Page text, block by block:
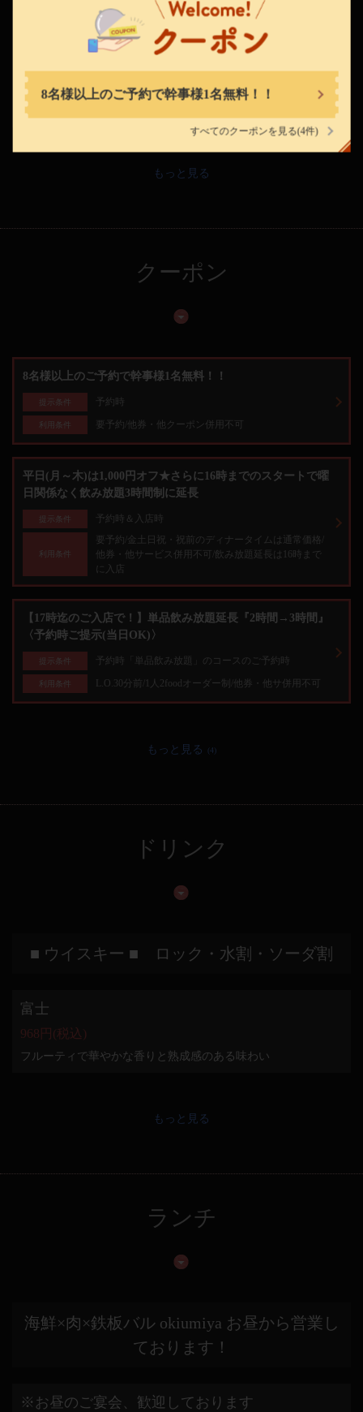
8名様以上のご予約で幹事様1名無料！！
すべてのクーポンを見る(4件)
飲めるタコス（選べる3種のソース付）
ワカモレ、トマトサルサ、ハニーハラペーニョクリーム、焦が
しコーンチーズクリーム、燻製クリームチーズの中から3種類
お選びください。
もっと見る
クーポン
8名様以上のご予約で幹事様1名無料！！
提示条件 予約時
利用条件 要予約/他券・他クーポン併用不可
平日(月～木)は1,000円オフ★さらに16時までのスタートで曜
日関係なく飲み放題3時間制に延長
提示条件 予約時＆入店時
利用条件
要予約/金土日祝・祝前のディナータイムは通常価格/
他券・他サービス併用不可/飲み放題延長は16時まで
に入店
【17時迄のご入店で！】単品飲み放題延長『2時間→3時間』
〈予約時ご提示(当日OK)〉
提示条件 予約時「単品飲み放題」のコースのご予約時
利用条件 L.O.30分前/1人2foodオーダー制/他券・他サ併用不可
もっと見る (4)
ドリンク
■ ウイスキー ■ ロック・水割・ソーダ割
富士
968円 (税込)
フルーティで華やかな香りと熟成感のある味わい
もっと見る
ランチ
海鮮×肉×鉄板バル okiumiya お昼から営業し
ております！
※お昼のご宴会、歓迎しております
https://okiumiya.owst.jp/
お店情報をコピー
閉じる